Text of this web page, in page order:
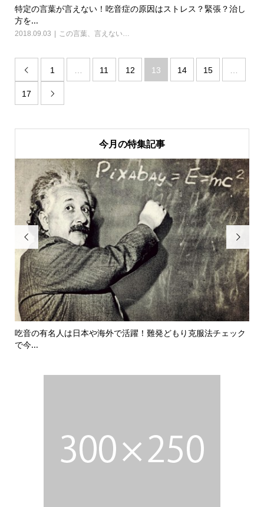
特定の言葉が言えない！吃音症の原因はストレス？緊張？治し
方を...
2018.09.03 この言葉、言えない…
 1 11 12 13 14 15
17 
今月の特集記事

吃音の有名人は日本や海外で活躍！難発どもり克服法チェック
で今...
吃音
